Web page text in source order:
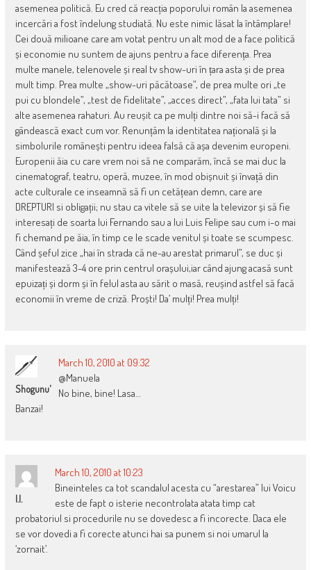
asemenea politică. Eu cred că reacția poporului român la asemenea
incercări a fost îndelung studiată. Nu este nimic lăsat la întâmplare!
Cei două milioane care am votat pentru un alt mod de a face politică
și economie nu suntem de ajuns pentru a face diferența. Prea
multe manele, telenovele și real tv show-uri în țara asta și de prea
mult timp. Prea multe „show-uri păcătoase”, de prea multe ori „te
pui cu blondele”, „test de fidelitate”, „acces direct”, „fata lui tata” si
alte asemenea rahaturi. Au reușit ca pe mulți dintre noi să-i facă să
gândească exact cum vor. Renunțăm la identitatea națională și la
simbolurile românești pentru ideea falsă că așa devenim europeni.
Europenii ăia cu care vrem noi să ne comparăm, încă se mai duc la
cinematograf, teatru, operă, muzee, în mod obișnuit și învață din
acte culturale ce inseamnă să fi un cetățean demn, care are
DREPTURI si obligații; nu stau ca vitele să se uite la televizor și să fie
interesați de soarta lui Fernando sau a lui Luis Felipe sau cum i-o mai
fi chemand pe ăia, în timp ce le scade venitul și toate se scumpesc.
Când șeful zice „hai în strada că ne-au arestat primarul”, se duc și
manifestează 3-4 ore prin centrul orașului,iar când ajung acasă sunt
epuizați și dorm și în felul asta au sărit o masă, reușind astfel să facă
economii în vreme de criză. Proști! Da’ mulți! Prea mulți!
Shogunu'
March 10, 2010 at 09:32
@Manuela
No bine, bine! Lasa…
Banzai!
I.I.
March 10, 2010 at 10:23
Bineinteles ca tot scandalul acesta cu “arestarea” lui Voicu
este de fapt o isterie necontrolata atata timp cat
probatoriul si procedurile nu se dovedesc a fi incorecte. Daca ele
se vor dovedi a fi corecte atunci hai sa punem si noi umarul la
‘zornait’.